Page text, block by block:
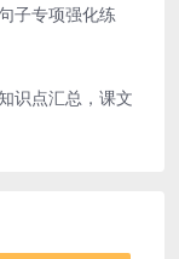
子专项强化练
识点汇总，课文